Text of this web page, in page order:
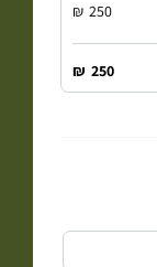
250
₪
250
₪